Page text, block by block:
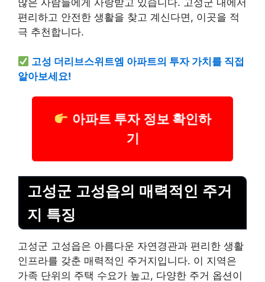
편리하고 안전한 생활을 찾고 계신다면, 이곳을 적
극 추천합니다.
고성 더리브스위트엠 아파트의 투자 가치를 직접
알아보세요!
아파트 투자 정보 확인하
기
고성군 고성읍의 매력적인 주거
지 특징
고성군 고성읍은 아름다운 자연경관과 편리한 생활
인프라를 갖춘 매력적인 주거지입니다. 이 지역은
가족 단위의 주택 수요가 높고, 다양한 주거 옵션이